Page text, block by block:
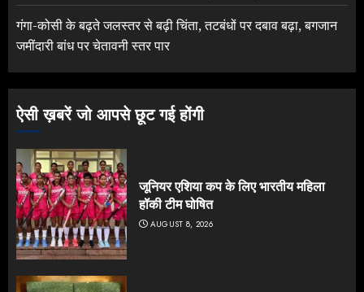
गंगा-कोसी के बढ़ते जलस्तर से बढ़ी चिंता, तटबंधों पर दबाव बढ़ा, बगजान
जमींदारी बांध पर चेतावनी स्तर पार
ऐसी ख़बरें जो आपसे छूट गई होंगी
जूनियर एशिया कप के लिए भारतीय महिला
हॉकी टीम घोषित
AUGUST 8, 2026